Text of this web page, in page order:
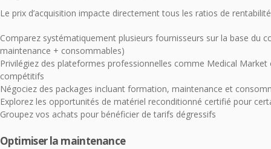
Le prix d’acquisition impacte directement tous les ratios de
Comparez systématiquement plusieurs fournisseurs sur la base du
maintenance + consommables)
Privilégiez des plateformes professionnelles comme Medical
compétitifs
Négociez des packages incluant formation, maintenance et
Explorez les opportunités de matériel reconditionné certifié pour
Groupez vos achats pour bénéficier de tarifs dégressifs
Optimiser la maintenance